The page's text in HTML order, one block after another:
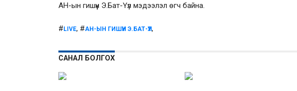
АН-ын гишүүн Э.Бат-Үүл мэдээлэл өгч байна.
#LIVE, #АН-ЫН ГИШҮҮН Э.БАТ-ҮҮЛ,
САНАЛ БОЛГОХ